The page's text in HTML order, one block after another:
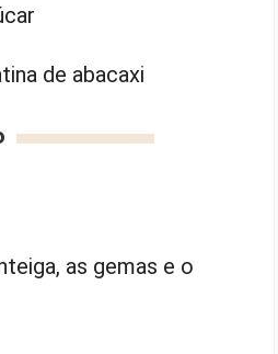
de abacaxi
as gemas e o